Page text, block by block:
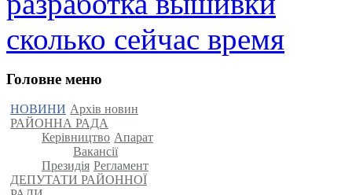
сколько сейчас время
Головне меню
НОВИНИ Архів новин
РАЙОННА РАДА
Керівництво Апарат
Вакансії
Президія Регламент
ДЕПУТАТИ РАЙОННОЇ